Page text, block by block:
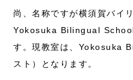
尚、名称ですが横須賀バイ
Yokosuka Bilingual
す。現教室は、Yokosuka
スト）となります。